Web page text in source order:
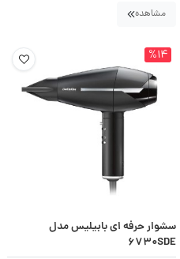
مشاهده
%14
سشوار حرفه ای بابیلیس مدل
6730SDE